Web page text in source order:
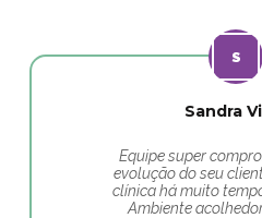
Sandra
Equipe super
evolução do seu
clínica há muito
Ambiente